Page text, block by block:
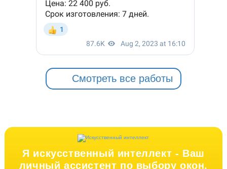
Смотреть все работы
Я искусственный интеллект - Ваш
личный ассистент по выбору окон,